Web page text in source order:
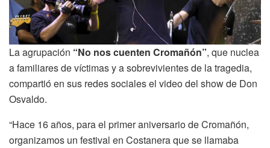
La agrupación “No nos cuenten Cromañón”, que nuclea
a familiares de víctimas y a sobrevivientes de la tragedia,
compartió en sus redes sociales el video del show de Don
Osvaldo.
“Hace 16 años, para el primer aniversario de Cromañón,
organizamos un festival en Costanera que se llamaba